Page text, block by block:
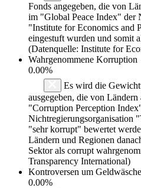
Fonds angegeben, die von
im "Global Peace Index" der
"Institute for Economics and
eingestuft wurden und somit
(Datenquelle: Institute for
Wahrgenommene Korruption
0.00%
Es wird die
ausgegeben, die von
"Corruption Perception
Nichtregierungsorganisation
"sehr korrupt" bewertet
Ländern und Regionen
Sektor als corrupt
Transparency International)
Kontroversen um Geldwäsche
0.00%